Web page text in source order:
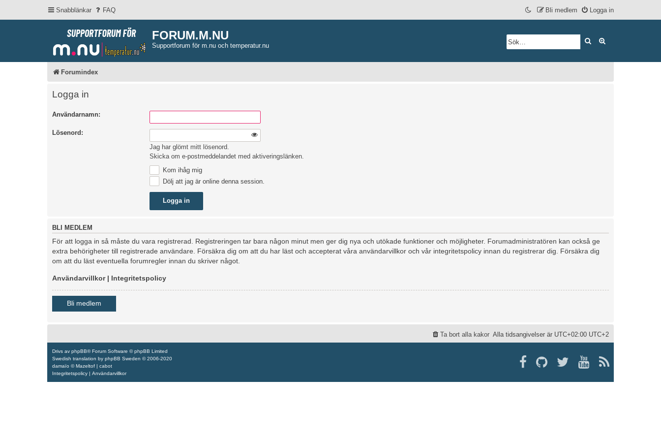
Snabblänkar FAQ Logga in
Bli medlem
FORUM.M.NU
Supportforum för m.nu och temperatur.nu
Sök
Forumindex
Logga in
Användarnamn:
Lösenord:
Jag har glömt mitt lösenord.
Skicka om e-postmeddelandet med aktiveringslänken.
Kom ihåg mig
Dölj att jag är online denna session.
BLI MEDLEM
För att logga in så måste du vara registrerad. Registreringen tar bara någon minut men ger dig nya och utökade funktioner och möjligheter. Forumadministratören kan också ge
extra behörigheter till registrerade användare. Försäkra dig om att du har läst och accepterat våra användarvillkor och vår integritetspolicy innan du registrerar dig. Försäkra dig
om att du läst eventuella forumregler innan du skriver något.
Användarvillkor| Integritetspolicy
Bli medlem
Alla tidsangivelser är UTC+02:00 UTC+2
Ta bort alla kakor
Drivs av phpBB® Forum Software © phpBB Limited
Swedish translation by phpBB Sweden © 2006-2020
damaïo ©Mazeltof | cabot
Integritetspolicy | Användarvillkor